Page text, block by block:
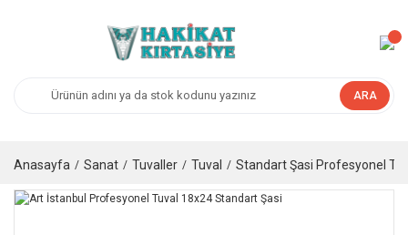
ARA
Anasayfa Sanat Tuvaller Tuval Standart Şasi Profesyonel